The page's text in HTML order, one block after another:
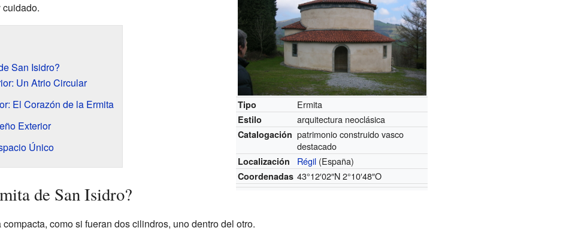
Tipo Ermita
Estilo arquitectura neoclásica
Catalogación patrimonio construido vasco
destacado
Localización Régil (España)
Coordenadas 43°12′02″N 2°10′48″O
cuidado.
San Isidro?
Un Atrio Circular
El Corazón de la Ermita
Exterior
Único
de San Isidro?
como si fueran dos cilindros, uno dentro del otro.